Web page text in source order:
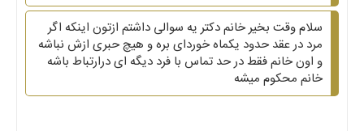
سلام وقت بخیر خانم دکتر یه سوالی داشتم ازتون اینکه اگر
مرد در عقد حدود یکماه خوردای بره و هیچ حبری ازش نباشه
و اون خانم فقط در حد تماس با فرد دیگه ای درارتباط باشه
خانم محکوم میشه